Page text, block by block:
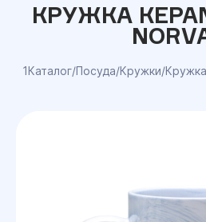
КРУЖКА
1Каталог/Посуда/Кружки/